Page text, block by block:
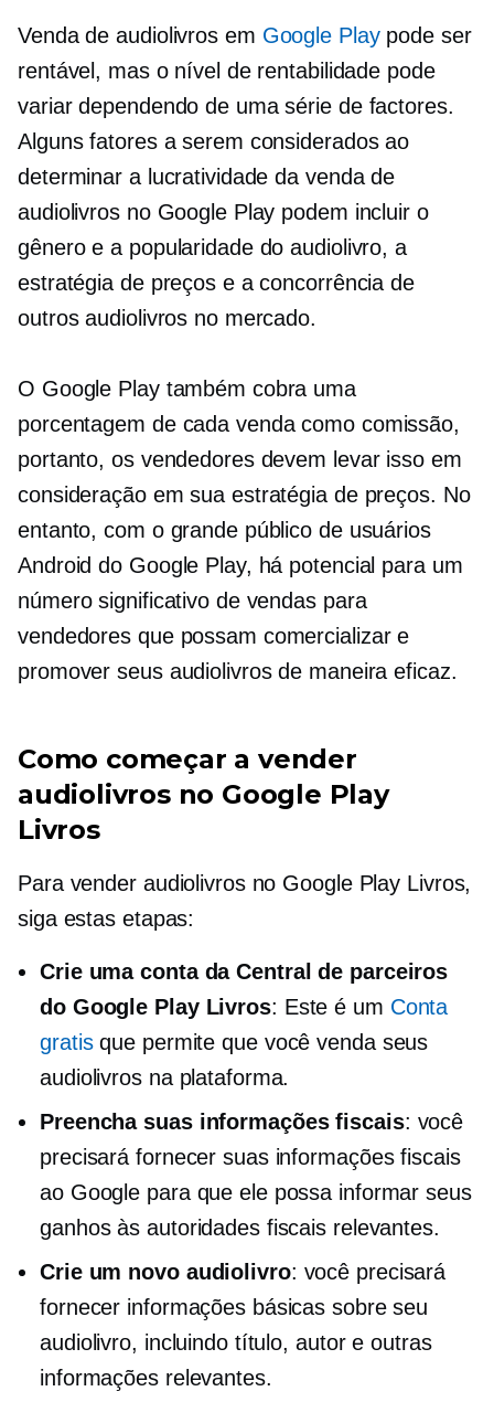
Venda de audiolivros em Google Playpode ser
rentável, mas o nível de rentabilidade pode
variar dependendo de uma série de factores.
Alguns fatores a serem considerados ao
determinar a lucratividade da venda de
audiolivros no Google Play podem incluir o
gênero e a popularidade do audiolivro, a
estratégia de preços e a concorrência de
outros audiolivros no mercado.
O Google Play também cobra uma
porcentagem de cada venda como comissão,
portanto, os vendedores devem levar isso em
consideração em sua estratégia de preços. No
entanto, com o grande público de usuários
Android do Google Play, há potencial para um
número significativo de vendas para
vendedores que possam comercializar e
promover seus audiolivros de maneira eficaz.
Como começar a vender
audiolivros no Google Play
Livros
Para vender audiolivros no Google Play Livros,
siga estas etapas:
Crie uma conta da Central de parceiros
do Google Play Livros: Este é um Conta
gratisque permite que você venda seus
audiolivros na plataforma.
Preencha suas informações fiscais: você
precisará fornecer suas informações fiscais
ao Google para que ele possa informar seus
ganhos às autoridades fiscais relevantes.
Crie um novo audiolivro: você precisará
fornecer informações básicas sobre seu
audiolivro, incluindo título, autor e outras
informações relevantes.